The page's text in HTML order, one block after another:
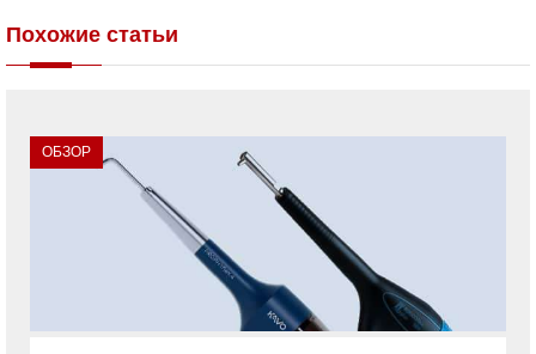
Похожие статьи
ОБЗОР